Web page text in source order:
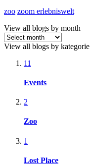
zoo zoom erlebniswelt
View all blogs by month
View all blogs by kategorie
11
Events
2
Zoo
1
Lost Place